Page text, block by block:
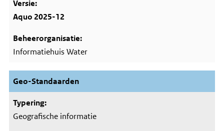
Aquo 2025-12
Informatiehuis Water
Geo-Standaarden
Geografische informatie